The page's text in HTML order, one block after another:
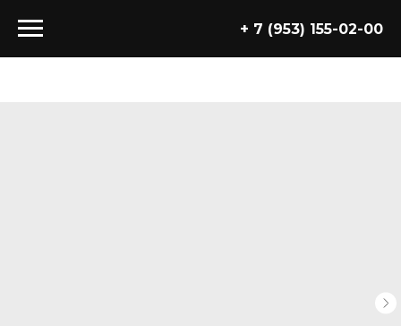
+ 7 (953) 155-02-00